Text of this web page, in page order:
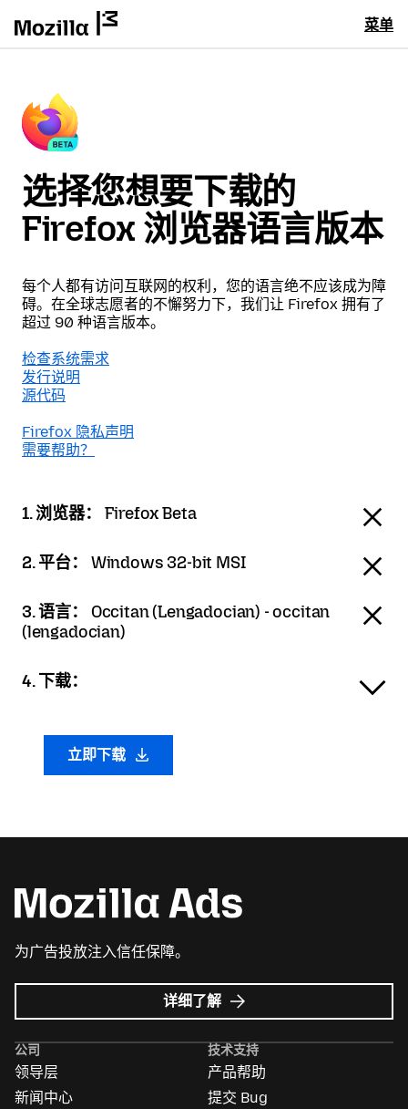
菜单
选择您想要下载的
Firefox 浏览器语言版本
每个人都有访问互联网的权利，您的语言绝不应该成为障
碍。在全球志愿者的不懈努力下，我们让 Firefox 拥有了
超过 90 种语言版本。
检查系统需求
发行说明
源代码
Firefox 隐私声明
需要帮助？
1. 浏览器： Firefox Beta
2. 平台： Windows 32-bit MSI
3. 语言： Occitan (Lengadocian) - occitan
(lengadocian)
4. 下载：
立即下载
为广告投放注入信任保障。
详细了解 Mozilla
广
公司
领导层
新闻中心
技术支持
产品帮助
提交 Bug